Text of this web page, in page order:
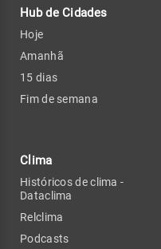
Hub de Cidades
Hoje
Amanhã
15 dias
Fim de semana
Clima
Históricos de clima -
Dataclima
Relclima
Podcasts